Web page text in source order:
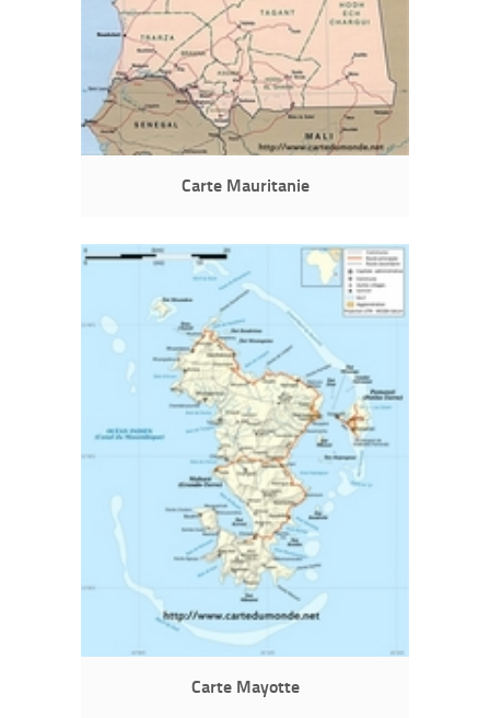
Carte Mauritanie
Carte Mayotte